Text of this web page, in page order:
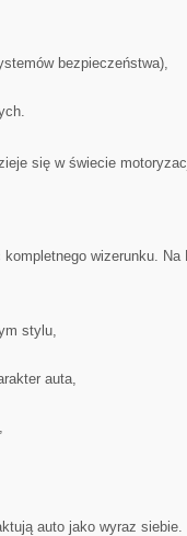
bezpieczeństwa),
się w świecie
wizerunku. Na
stylu,
auta,
auto jako wyraz siebie.